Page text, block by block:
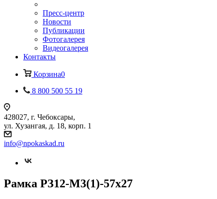
Пресс-центр
Новости
Публикации
Фотогалерея
Видеогалерея
Контакты
Корзина0
8 800 500 55 19
428027, г. Чебоксары,
ул. Хузангая, д. 18, корп. 1
info@npokaskad.ru
Рамка РЗ12-М3(1)-57х27